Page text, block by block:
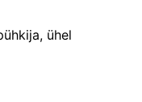
ühel